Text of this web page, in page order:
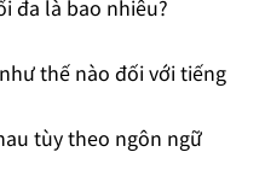
đa là bao nhiêu?
thế nào đối với tiếng
tùy theo ngôn ngữ